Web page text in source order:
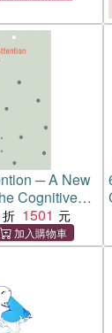
─ A New
Cognitive
and
1501